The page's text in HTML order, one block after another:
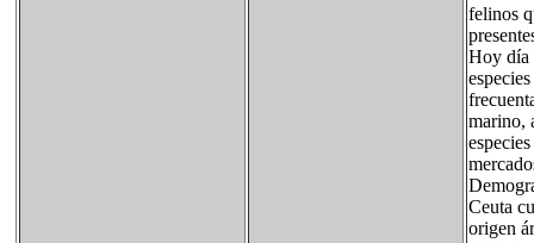
felinos
Hoy día
marino,
Ceuta
origen